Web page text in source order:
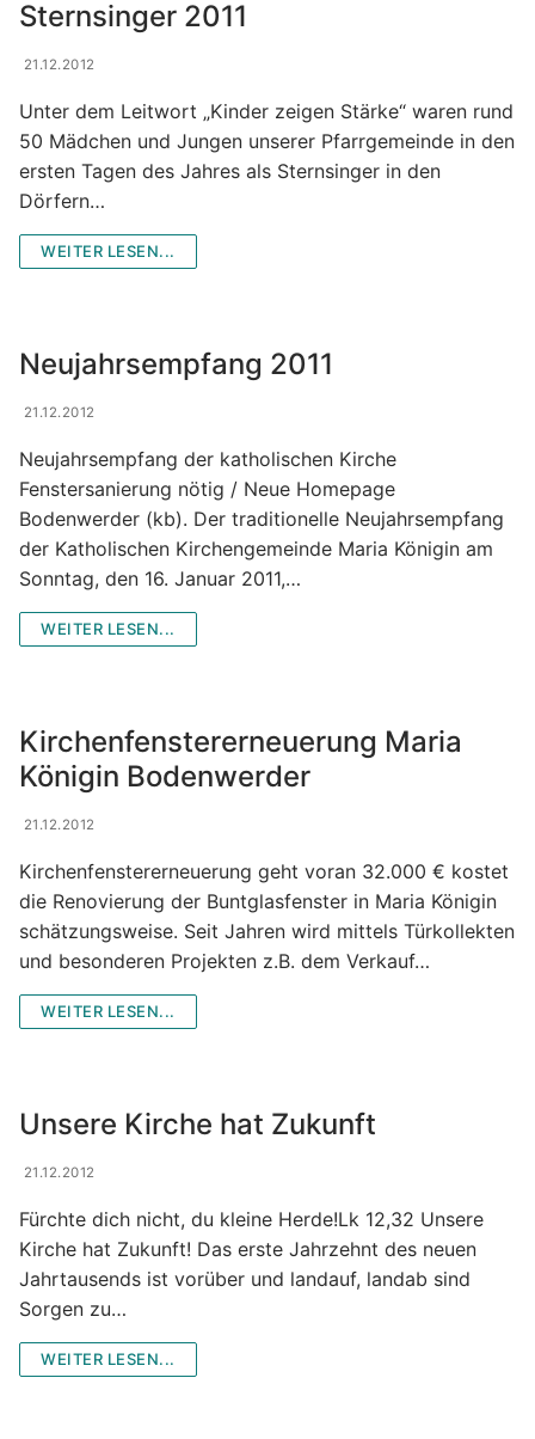
Sternsinger 2011
21.12.2012
Unter dem Leitwort „Kinder zeigen Stärke“ waren rund
50 Mädchen und Jungen unserer Pfarrgemeinde in den
ersten Tagen des Jahres als Sternsinger in den
Dörfern…
WEITER LESEN...
Neujahrsempfang 2011
21.12.2012
Neujahrsempfang der katholischen Kirche
Fenstersanierung nötig / Neue Homepage
Bodenwerder (kb). Der traditionelle Neujahrsempfang
der Katholischen Kirchengemeinde Maria Königin am
Sonntag, den 16. Januar 2011,…
WEITER LESEN...
Kirchenfenstererneuerung Maria
Königin Bodenwerder
21.12.2012
Kirchenfenstererneuerung geht voran 32.000 € kostet
die Renovierung der Buntglasfenster in Maria Königin
schätzungsweise. Seit Jahren wird mittels Türkollekten
und besonderen Projekten z.B. dem Verkauf…
WEITER LESEN...
Unsere Kirche hat Zukunft
21.12.2012
Fürchte dich nicht, du kleine Herde!Lk 12,32 Unsere
Kirche hat Zukunft! Das erste Jahrzehnt des neuen
Jahrtausends ist vorüber und landauf, landab sind
Sorgen zu…
WEITER LESEN...